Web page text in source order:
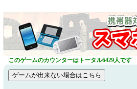
このゲームのカウンターはトータル6429人です